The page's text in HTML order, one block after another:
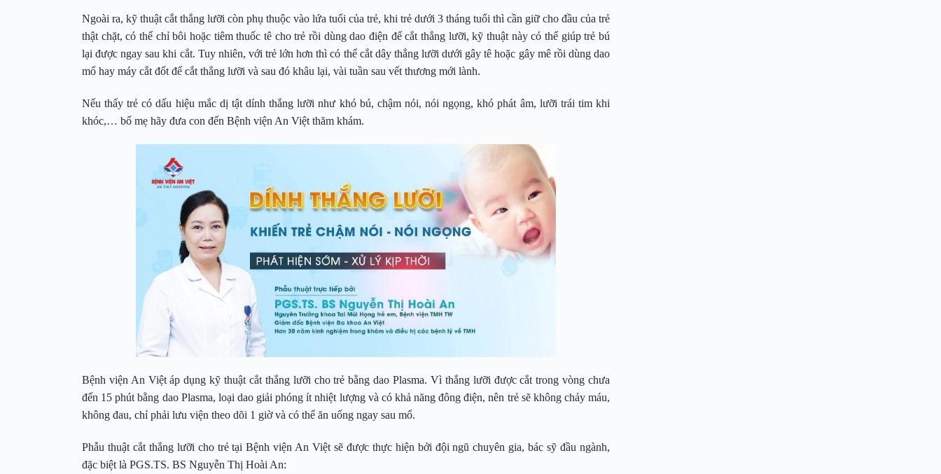
Ngoài ra, kỹ thuật cắt thắng lưỡi còn phụ thuộc vào lứa tuổi của trẻ, khi trẻ dưới 3 tháng tuổi thì cần giữ cho đầu của trẻ
thật chặt, có thể chỉ bôi hoặc tiêm thuốc tê cho trẻ rồi dùng dao điện để cắt thắng lưỡi, kỹ thuật này có thể giúp trẻ bú
lại được ngay sau khi cắt. Tuy nhiên, với trẻ lớn hơn thì có thể cắt dây thắng lưỡi dưới gây tê hoặc gây mê rồi dùng dao
mổ hay máy cắt đốt để cắt thắng lưỡi và sau đó khâu lại, vài tuần sau vết thương mới lành.
Nếu thấy trẻ có dấu hiệu mắc dị tật dính thắng lưỡi như khó bú, chậm nói, nói ngọng, khó phát âm, lưỡi trái tim khi
khóc,… bố mẹ hãy đưa con đến Bệnh viện An Việt thăm khám.
Bệnh viện An Việt áp dụng kỹ thuật cắt thắng lưỡi cho trẻ bằng dao Plasma. Vì thắng lưỡi được cắt trong vòng chưa
đến 15 phút bằng dao Plasma, loại dao giải phóng ít nhiệt lượng và có khả năng đông điện, nên trẻ sẽ không chảy máu,
không đau, chỉ phải lưu viện theo dõi 1 giờ và có thể ăn uống ngay sau mổ.
Phẫu thuật cắt thắng lưỡi cho trẻ tại Bệnh viện An Việt sẽ được thực hiện bởi đội ngũ chuyên gia, bác sỹ đầu ngành,
đặc biệt là PGS.TS. BS Nguyễn Thị Hoài An: